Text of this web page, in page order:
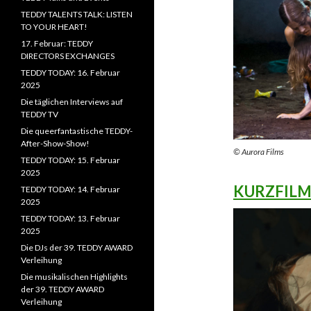
© Aurora Films
KURZFILM
TEDDY TALENTS TALK: LISTEN
TO YOUR HEART!
17. Februar: TEDDY
DIRECTORS EXCHANGES
TEDDY TODAY: 16. Februar
2025
Die täglichen Interviews auf
TEDDY TV
Die queerfantastische TEDDY-
After-Show-Show!
TEDDY TODAY: 15. Februar
2025
TEDDY TODAY: 14. Februar
2025
TEDDY TODAY: 13. Februar
2025
Die DJs der 39. TEDDY AWARD
Verleihung
Die musikalischen Highlights
der 39. TEDDY AWARD
Verleihung